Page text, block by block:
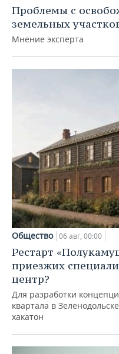
Проблемы с
земельных
Мнение эксперта
Общество 06 авг, 00:00
Рестарт
приезжих
центр?
Для разработки
квартала в
хакатон